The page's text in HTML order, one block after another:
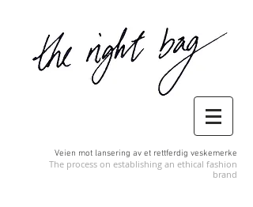
Veien mot lansering av et rettferdig veskemerke
The process on establishing an ethical fashion
brand